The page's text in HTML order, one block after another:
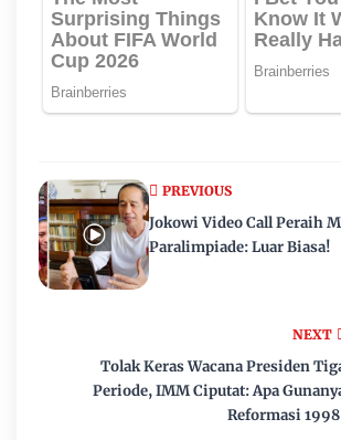
NEXT
Tolak Keras Wacana Presiden
Periode, IMM Ciputat: Apa
Reformasi
PREVIOUS
Jokowi Video Call Peraih
Paralimpiade: Luar Biasa!